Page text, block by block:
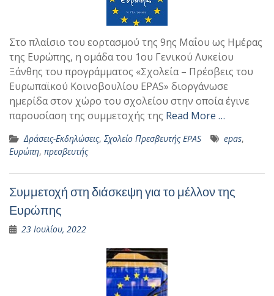
Στο πλαίσιο του εορτασμού της 9ης Μαΐου ως Ημέρας
της Ευρώπης, η ομάδα του 1ου Γενικού Λυκείου
Ξάνθης του προγράμματος «Σχολεία – Πρέσβεις του
Ευρωπαϊκού Κοινοβουλίου EPAS» διοργάνωσε
ημερίδα στον χώρο του σχολείου στην οποία έγινε
παρουσίαση της συμμετοχής της Read More …
Δράσεις-Εκδηλώσεις,Σχολείο Πρεσβευτής EPAS epas,
Ευρώπη, πρεσβευτής
Συμμετοχή στη διάσκεψη για το μέλλον της
Ευρώπης
23 Ιουλίου, 2022